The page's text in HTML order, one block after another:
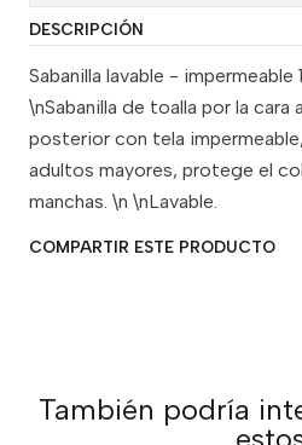
DESCRIPCIÓN
Sabanilla lavable - impermeable
\nSabanilla de toalla por la cara
posterior con tela
adultos mayores, protege el
manchas. \n \nLavable.
COMPARTIR ESTE PRODUCTO
También podría